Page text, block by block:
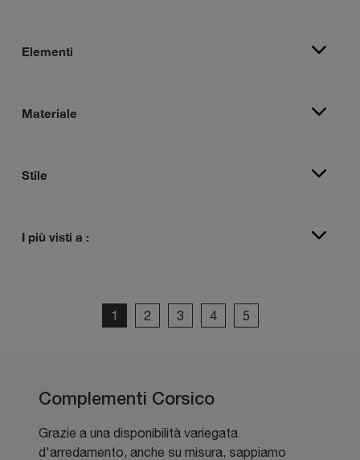
Elementi
Materiale
Stile
I più visti a :
1 2 3 4 5
Complementi Corsico
Grazie a una disponibilità variegata
d'arredamento, anche su misura, sappiamo